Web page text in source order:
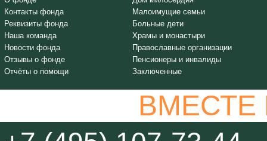
Контакты фонда
Реквизиты фонда
Наша команда
Новости фонда
Отзывы о фонде
Отчёты о помощи
Малоимущие семьи
Больные дети
Храмы и монастыри
Православные организации
Пенсионеры и инвалиды
Заключенные